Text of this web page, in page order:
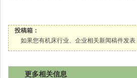
投稿箱：
如果您有机床行业、企业相关新闻稿件发表
更多相关信息